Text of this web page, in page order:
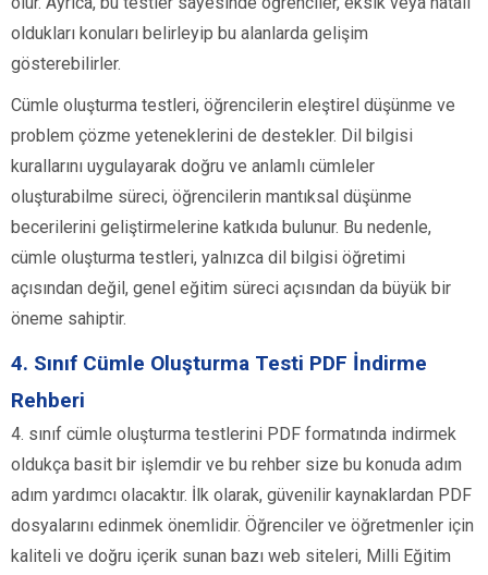
oldukları konuları belirleyip bu alanlarda gelişim
gösterebilirler.
Cümle oluşturma testleri, öğrencilerin eleştirel düşünme ve
problem çözme yeteneklerini de destekler. Dil bilgisi
kurallarını uygulayarak doğru ve anlamlı cümleler
oluşturabilme süreci, öğrencilerin mantıksal düşünme
becerilerini geliştirmelerine katkıda bulunur. Bu nedenle,
cümle oluşturma testleri, yalnızca dil bilgisi öğretimi
açısından değil, genel eğitim süreci açısından da büyük bir
öneme sahiptir.
4. Sınıf Cümle Oluşturma Testi PDF İndirme
Rehberi
4. sınıf cümle oluşturma testlerini PDF formatında indirmek
oldukça basit bir işlemdir ve bu rehber size bu konuda adım
adım yardımcı olacaktır. İlk olarak, güvenilir kaynaklardan PDF
dosyalarını edinmek önemlidir. Öğrenciler ve öğretmenler için
kaliteli ve doğru içerik sunan bazı web siteleri, Milli Eğitim